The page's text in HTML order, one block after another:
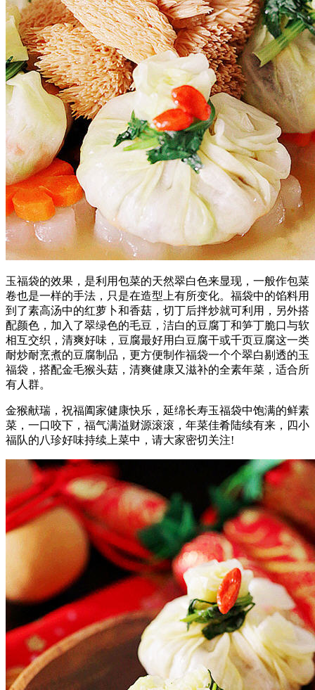
玉福袋的效果，是利用包菜的天然翠白色来显现，一般作包菜
卷也是一样的手法，只是在造型上有所变化。福袋中的馅料用
到了素高汤中的红萝卜和香菇，切丁后拌炒就可利用，另外搭
配颜色，加入了翠绿色的毛豆，洁白的豆腐丁和笋丁脆口与软
相互交织，清爽好味，豆腐最好用白豆腐干或千页豆腐这一类
耐炒耐烹煮的豆腐制品，更方便制作福袋一个个翠白剔透的玉
福袋，搭配金毛猴头菇，清爽健康又滋补的全素年菜，适合所
有人群。
金猴献瑞，祝福阖家健康快乐，延绵长寿玉福袋中饱满的鲜素
菜，一口咬下，福气满溢财源滚滚，年菜佳肴陆续有来，四小
福队的八珍好味持续上菜中，请大家密切关注!